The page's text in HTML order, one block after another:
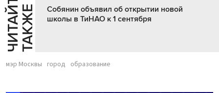
Ч
И
Т
АЙ
Т
Е
Т
А
К
ЖЕ
Собянин объявил об открытии новой
школы в ТиНАО к 1 сентября
мэр Москвы город образование